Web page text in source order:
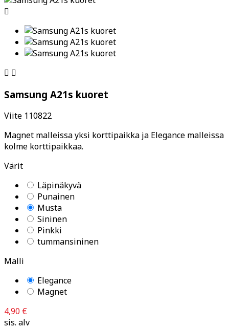

 
Samsung A21s kuoret
Viite 110822
Magnet malleissa yksi korttipaikka ja Elegance malleissa
kolme korttipaikkaa.
Värit
Läpinäkyvä
Punainen
Musta
Sininen
Pinkki
tummansininen
Malli
Elegance
Magnet
4,90 €
sis. alv